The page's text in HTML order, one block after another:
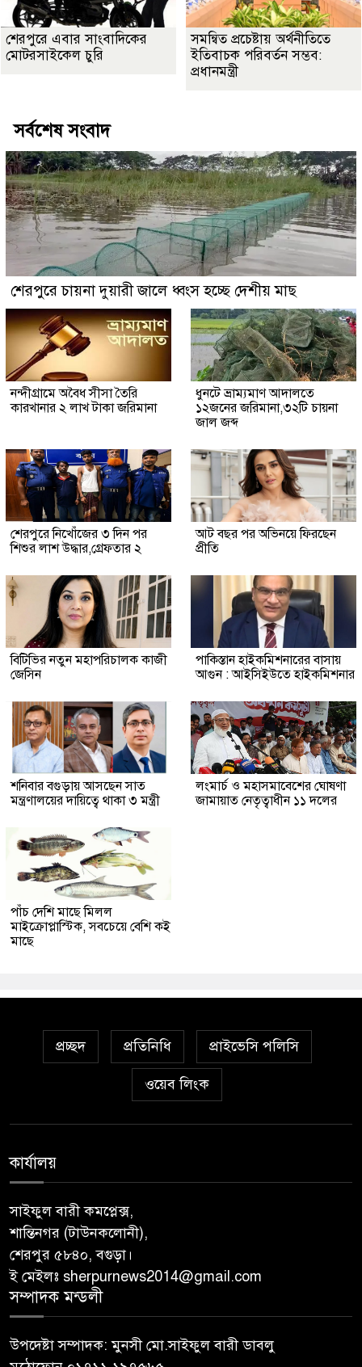
শেরপুরে এবার সাংবাদিকের
মোটরসাইকেল চুরি
সমন্বিত প্রচেষ্টায় অর্থনীতিতে
ইতিবাচক পরিবর্তন সম্ভব:
প্রধানমন্ত্রী
সর্বশেষ সংবাদ
শেরপুরে চায়না দুয়ারী জালে ধ্বংস হচ্ছে দেশীয় মাছ
নন্দীগ্রামে অবৈধ সীসা তৈরি
কারখানার ২ লাখ টাকা জরিমানা
ধুনটে ভ্রাম্যমাণ আদালতে
১২জনের জরিমানা,৩২টি চায়না
জাল জব্দ
শেরপুরে নিখোঁজের ৩ দিন পর
শিশুর লাশ উদ্ধার,গ্রেফতার ২
আট বছর পর অভিনয়ে ফিরছেন
প্রীতি
বিটিভির নতুন মহাপরিচালক কাজী
জেসিন
পাকিস্তান হাইকমিশনারের বাসায়
আগুন : আইসিইউতে হাইকমিশনার
শনিবার বগুড়ায় আসছেন সাত
মন্ত্রণালয়ের দায়িত্বে থাকা ৩ মন্ত্রী
লংমার্চ ও মহাসমাবেশের ঘোষণা
জামায়াত নেতৃত্বাধীন ১১ দলের
পাঁচ দেশি মাছে মিলল
মাইক্রোপ্লাস্টিক, সবচেয়ে বেশি কই
মাছে
প্রচ্ছদ প্রতিনিধি প্রাইভেসি পলিসি
ওয়েব লিংক
কার্যালয়
সাইফুল বারী কমপ্লেক্স,
শান্তিনগর (টাউনকলোনী),
শেরপুর ৫৮৪০, বগুড়া।
ই মেইলঃ sherpurnews2014@gmail.com
সম্পাদক মন্ডলী
উপদেষ্টা সম্পাদক: মুনসী মো.সাইফুল বারী ডাবলু